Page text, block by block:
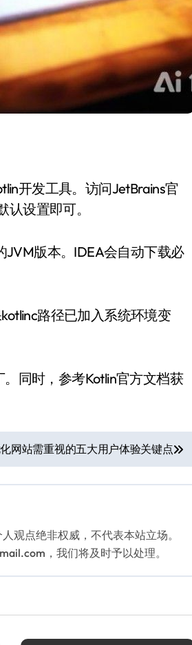
开发工具。访问JetBrains官
设置即可。
JVM版本。IDEA会自动下载必
路径已加入系统环境变
同时，参考Kotlin官方文档获
网站需重视的五大用户体验关键点
观点绝非权威，不代表本站立场。
，我们将及时予以处理。